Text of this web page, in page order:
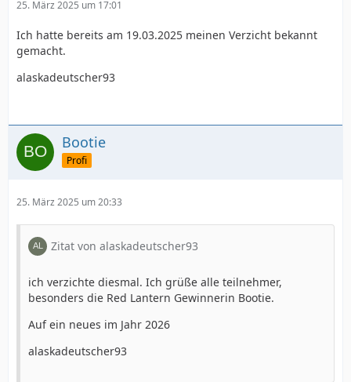
25. März 2025 um 17:01
Ich hatte bereits am 19.03.2025 meinen Verzicht bekannt
gemacht.
alaskadeutscher93
Bootie
Profi
25. März 2025 um 20:33
Zitat von alaskadeutscher93
ich verzichte diesmal. Ich grüße alle teilnehmer,
besonders die Red Lantern Gewinnerin Bootie.
Auf ein neues im Jahr 2026
alaskadeutscher93